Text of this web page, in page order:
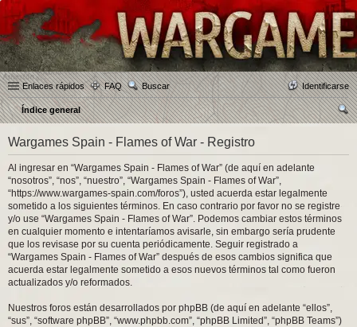
Enlaces rápidos FAQ Buscar Identificarse
Índice general
Wargames Spain - Flames of War - Registro
Al ingresar en “Wargames Spain - Flames of War” (de aquí en adelante
“nosotros”, “nos”, “nuestro”, “Wargames Spain - Flames of War”,
“https://www.wargames-spain.com/foros”), usted acuerda estar legalmente
sometido a los siguientes términos. En caso contrario por favor no se registre
y/o use “Wargames Spain - Flames of War”. Podemos cambiar estos términos
en cualquier momento e intentaríamos avisarle, sin embargo sería prudente
que los revisase por su cuenta periódicamente. Seguir registrado a
“Wargames Spain - Flames of War” después de esos cambios significa que
acuerda estar legalmente sometido a esos nuevos términos tal como fueron
actualizados y/o reformados.
Nuestros foros están desarrollados por phpBB (de aquí en adelante “ellos”,
“sus”, “software phpBB”, “www.phpbb.com”, “phpBB Limited”, “phpBB Teams”)